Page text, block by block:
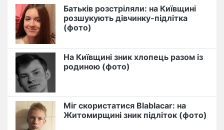
Батьків розстріляли: на Київщині
розшукують дівчинку-підлітка
(фото)
На Київщині зник хлопець разом із
родиною (фото)
Міг скористатися Blablacar: на
Житомирщині зник підліток (фото)